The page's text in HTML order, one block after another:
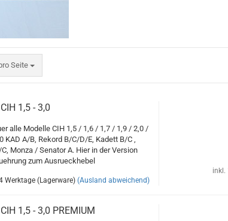
Seite
1,5 - 3,0
alle Modelle CIH 1,5 / 1,6 / 1,7 / 1,9 / 2,0 /
KAD A/B, Rekord B/C/D/E, Kadett B/C ,
Monza / Senator A. Hier in der Version
zum Ausrueckhebel
Werktage (Lagerware) (Ausland abweichend)
inkl.
1,5 - 3,0 PREMIUM